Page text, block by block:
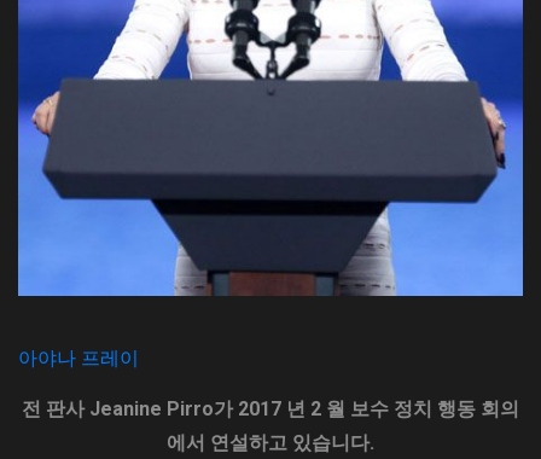
아야나 프레이
전 판사 Jeanine Pirro가 2017 년 2 월 보수 정치 행동 회의
에서 연설하고 있습니다.